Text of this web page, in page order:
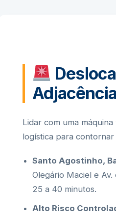
Lidar com uma
logística para
Santo Agostinho,
Olegário Maciel e
25 a 40 minutos.
Alto Risco